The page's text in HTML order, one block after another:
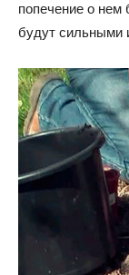
попечение о нем
будут сильными